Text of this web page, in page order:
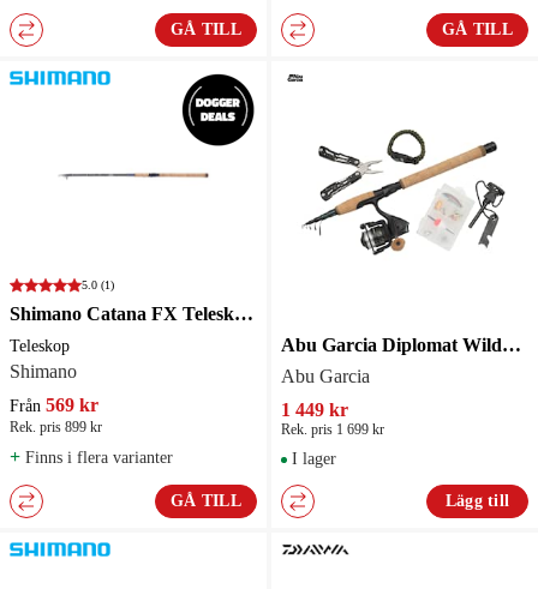
GÅ TILL GÅ TILL
5.0 (1)
Shimano Catana FX Teleskop Haspelspö
Teleskop
Shimano
Från 569 kr
Rek. pris 899 kr
+ Finns i flera varianter
GÅ TILL
Abu Garcia Diplomat Wilderness SurvivalL Tele 2.13m 2-10g 6Sec / 2000 170/0.20
Abu Garcia
1 449 kr
Rek. pris 1 699 kr
I lager
Lägg till